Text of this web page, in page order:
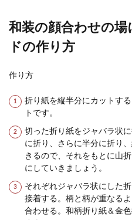
ょうか？好
らうのもい
スピー
結婚式の
う！ そこ
結婚式
の項目
和装の顔合わせの
ドの作り方
作り方
折り紙を縦半分にカットす
トです。
切った折り紙をジャバラ状
に折り、さらに半分に折り
きるので、それをもとに山
にしていきましょう。
それぞれジャバラ状にした
接着する。柄と柄が重なる
合わせる。和柄折り紙＆金